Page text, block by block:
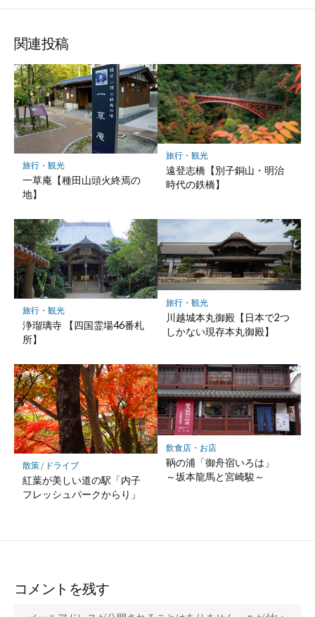
関連投稿
旅行・観光
一草庵【種田山頭火終焉の
地】
旅行・観光
遠登志橋【別子銅山・明治
時代の鉄橋】
旅行・観光
浄瑠璃寺 【四国霊場46番札
所】
旅行・観光
川越城本丸御殿【日本で2つ
しかない現存本丸御殿】
散策/ ドライブ
紅葉が美しい道の駅「内子
フレッシュパークからり」
飲食店・お店
鞆の浦「御舟宿いろは」
～坂本龍馬と宮崎駿～
コメントを残す